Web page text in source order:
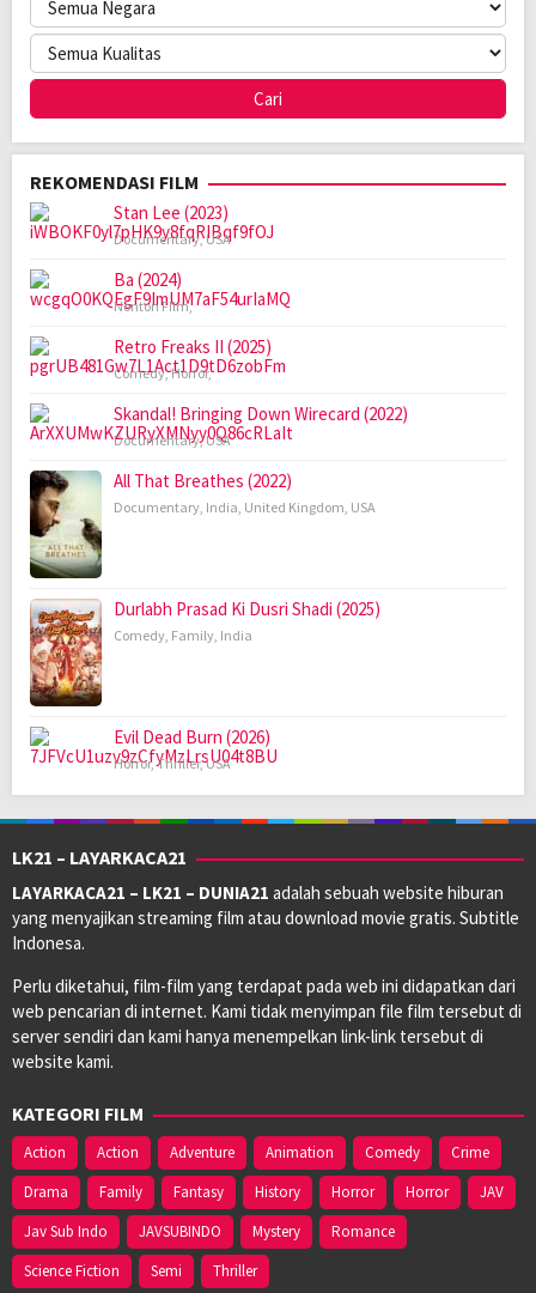
REKOMENDASI FILM
Stan Lee (2023)
Documentary,USA
Ba (2024)
Nonton FIlm,
Retro Freaks II (2025)
Comedy,Horror,
Skandal! Bringing Down Wirecard (2022)
Documentary,USA
All That Breathes (2022)
Documentary, India, United Kingdom, USA
Durlabh Prasad Ki Dusri Shadi (2025)
Comedy, Family, India
Evil Dead Burn (2026)
Horror,Thriller,USA
LK21 – LAYARKACA21
LAYARKACA21 – LK21 – DUNIA21 adalah sebuah website hiburan
yang menyajikan streaming film atau download movie gratis. Subtitle
Indonesa.
Perlu diketahui, film-film yang terdapat pada web ini didapatkan dari
web pencarian di internet. Kami tidak menyimpan file film tersebut di
server sendiri dan kami hanya menempelkan link-link tersebut di
website kami.
KATEGORI FILM
Action Action Adventure Animation Comedy
Crime
Drama
Family Fantasy History Horror Horror
JAV
Jav Sub Indo
JAVSUBINDO Mystery
Romance
Science Fiction
Semi Thriller